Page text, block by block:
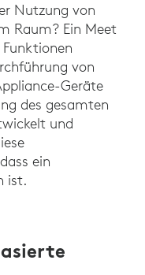
Nutzung von
Raum? Ein Meet
von
Geräte
des gesamten
und
ein
ist.